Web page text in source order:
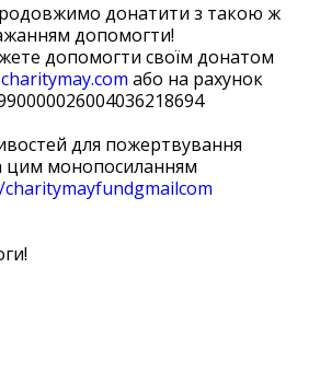
донатити з такою ж
допомогти!
допомогти своїм донатом
charitymay.com або на рахунок
для пожертвування
цим монопосиланням